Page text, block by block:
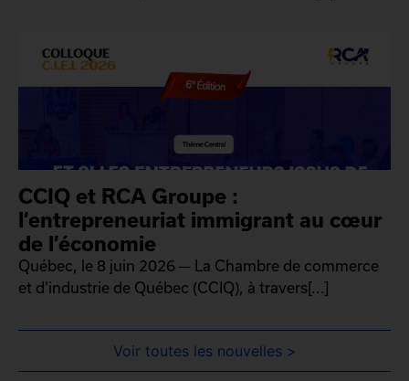
CCIQ et RCA Groupe :
l’entrepreneuriat immigrant au cœur
de l’économie
Québec, le 8 juin 2026 — La Chambre de commerce
et d’industrie de Québec (CCIQ), à travers[...]
Voir toutes les nouvelles >